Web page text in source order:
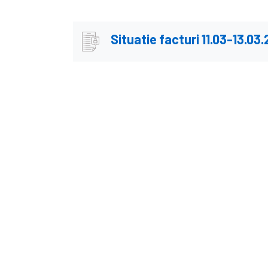
Situatie facturi 11.03-